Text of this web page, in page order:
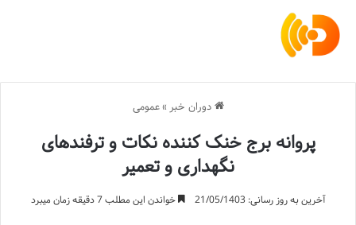
دوران خبر »عمومی
پروانه برج خنک کننده نکات و ترفندهای
نگهداری و تعمیر
آخرین به روز رسانی: 21/05/1403 خواندن این مطلب 7 دقیقه زمان میبرد